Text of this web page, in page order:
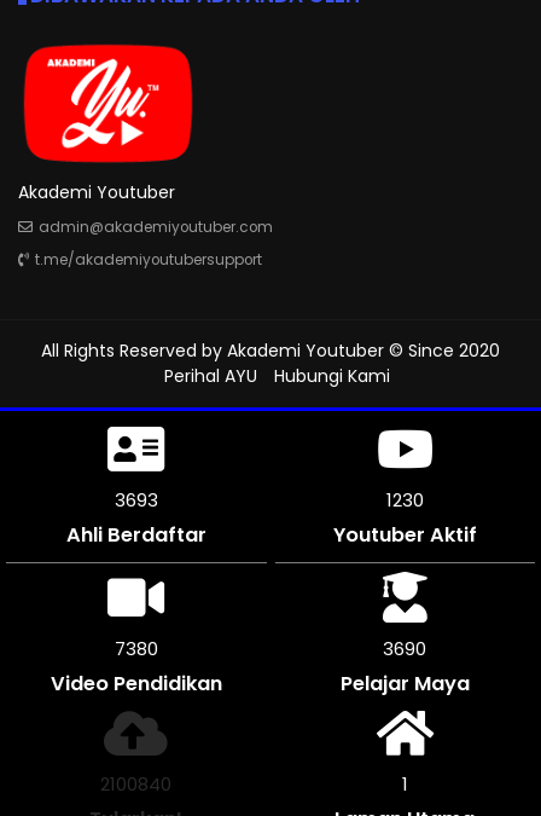
Akademi Youtuber
admin@akademiyoutuber.com
t.me/akademiyoutubersupport
All Rights Reserved by Akademi Youtuber © Since 2020
Perihal AYU
Hubungi Kami
4062
Ahli Berdaftar
1312
Youtuber Aktif
8124
Video Pendidikan
4062
Pelajar Maya
2312632 1